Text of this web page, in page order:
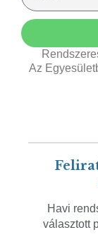
Az
Havi
választott